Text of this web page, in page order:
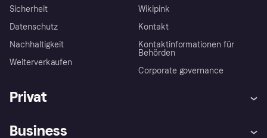
Sicherheit
Datenschutz
Nachhaltigkeit
Weiterverkaufen
Wikipink
Kontakt
Kontaktinformationen für
Behörden
Corporate governance
Privat
Business